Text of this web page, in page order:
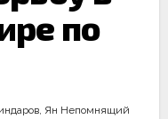
по
, Ян Непомнящий